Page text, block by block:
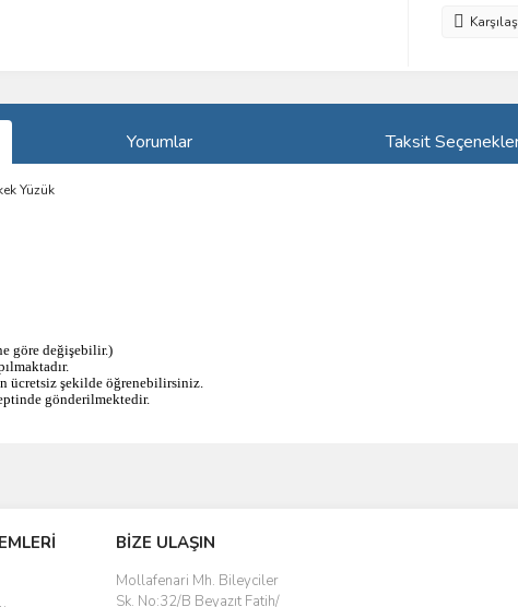
Yorumlar Taksit
Yüzük
göre değişebilir.)
ücretsiz şekilde öğrenebilirsiniz.
gönderilmektedir.
BİZE ULAŞIN
Mollafenari Mh. Bileyciler
Sk. No:32/B Beyazıt Fatih/